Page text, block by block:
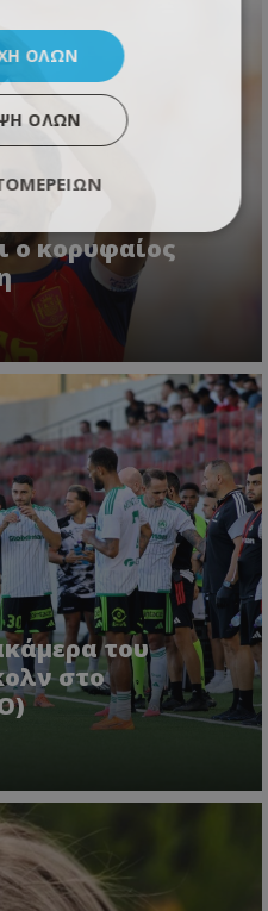
ο κορυφαίος
του
στο
ΌΛΩΝ
ΌΛΩΝ